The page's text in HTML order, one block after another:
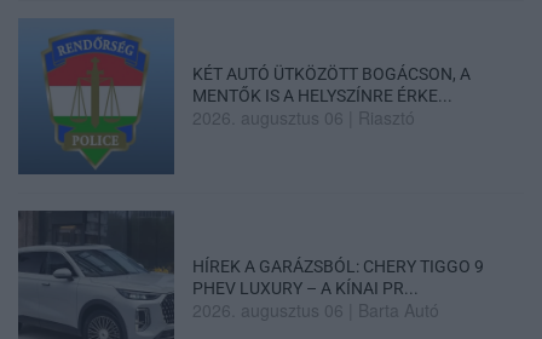
KÉT AUTÓ ÜTKÖZÖTT BOGÁCSON, A
MENTŐK IS A HELYSZÍNRE ÉRKE...
2026. augusztus 06 Riasztó
HÍREK A GARÁZSBÓL: CHERY TIGGO 9
PHEV LUXURY – A KÍNAI PR...
2026. augusztus 06 Barta Autó